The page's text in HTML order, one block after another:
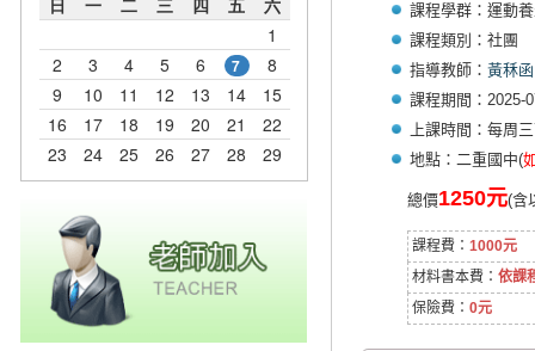
課程學群：運動
課程類別：社團
指導教師： 黃秝函
課程期間：2025-
上課時間：每周
地點：二重國中(
總價1250元(含
課程費： 1000元
材料書本費： 依課
保險費： 0元